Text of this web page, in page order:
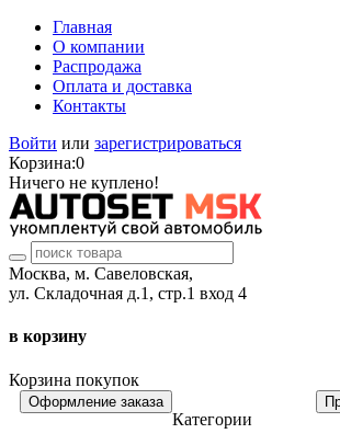
Главная
О компании
Распродажа
Оплата и доставка
Контакты
Войти или зарегистрироваться
Корзина:0
Ничего не куплено!
Москва, м. Савеловская,
ул. Складочная д.1, стр.1 вход 4
в корзину
Корзина покупок
Оформление заказа
Категории